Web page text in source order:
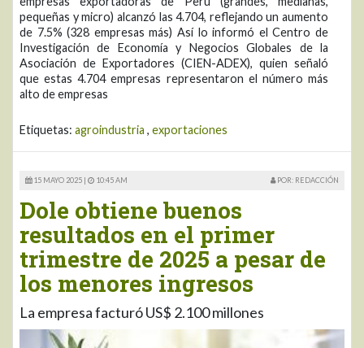
pequeñas y micro) alcanzó las 4.704, reflejando un aumento
de 7.5% (328 empresas más) Así lo informó el Centro de
Investigación de Economía y Negocios Globales de la
Asociación de Exportadores (CIEN-ADEX), quien señaló
que estas 4.704 empresas representaron el número más
alto de empresas
Etiquetas: agroindustria , exportaciones
15 MAYO 2025 | 10:45 AM POR: REDACCIÓN
Dole obtiene buenos
resultados en el primer
trimestre de 2025 a pesar de
los menores ingresos
La empresa facturó US$ 2.100 millones